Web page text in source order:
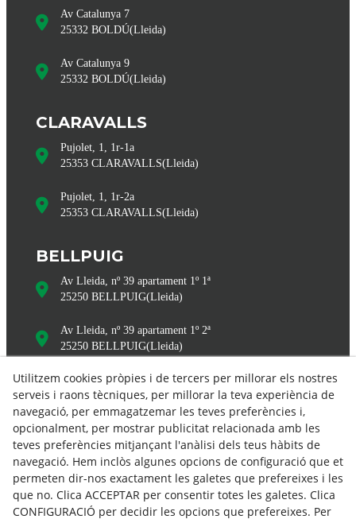
Av Catalunya 7
25332 BOLDÚ(Lleida)
Av Catalunya 9
25332 BOLDÚ(Lleida)
CLARAVALLS
Pujolet, 1, 1r-1a
25353 CLARAVALLS(Lleida)
Pujolet, 1, 1r-2a
25353 CLARAVALLS(Lleida)
BELLPUIG
Av Lleida, nº 39 apartament 1º 1ª
25250 BELLPUIG(Lleida)
Av Lleida, nº 39 apartament 1º 2ª
25250 BELLPUIG(Lleida)
info@bonpasrural.com
Utilitzem cookies pròpies i de tercers per millorar els nostres
serveis i raons tècniques, per millorar la teva experiència de
navegació, per emmagatzemar les teves preferències i,
opcionalment, per mostrar publicitat relacionada amb les
teves preferències mitjançant l'anàlisi dels teus hàbits de
navegació. Hem inclòs algunes opcions de configuració que et
permeten dir-nos exactament les galetes que prefereixes i les
que no. Clica ACCEPTAR per consentir totes les galetes. Clica
CONFIGURACIÓ per decidir les opcions que prefereixes. Per